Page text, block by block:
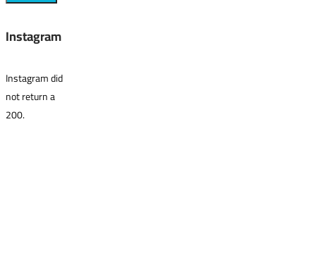
Instagram
Instagram did
not return a
200.